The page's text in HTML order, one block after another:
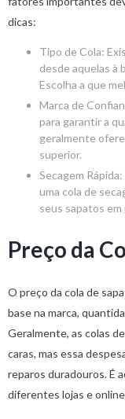
dicas:
Tipo de Cola:
desde aquelas à
Escolha a que
Marca de
para garantir a
geralmente
superior.
Secagem
uma cola de
seus sapatos
Preço da
O preço da cola de
base na marca,
Geralmente, as colas
caras, mas essa
reparos duradouros. É
diferentes lojas e